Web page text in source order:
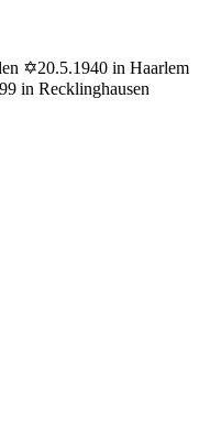
✡20.5.1940 in Haarlem
in Recklinghausen